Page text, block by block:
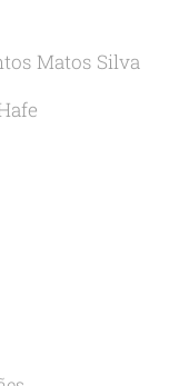
Matos Silva